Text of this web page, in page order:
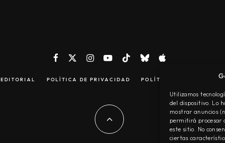
Utilizamos
del dispositivo. Lo
mostrar anuncios
permitirá procesar
este sitio. No
ciertas
EDITORIAL POLÍTICA DE PRIVACIDAD POLÍTICA DE COOKIES